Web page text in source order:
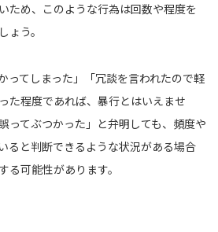
ため、このような行為は回数や程度を
ょう。
ってしまった」「冗談を言われたので軽
た程度であれば、暴行とはいえませ
ってぶつかった」と弁明しても、頻度や
ると判断できるような状況がある場合
る可能性があります。